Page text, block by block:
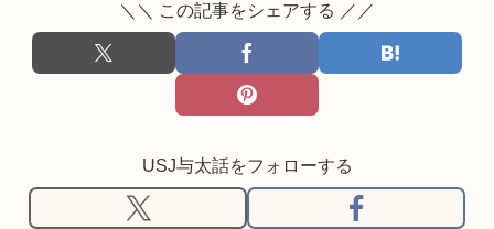
＼＼ この記事をシェアする ／／
USJ与太話をフォローする